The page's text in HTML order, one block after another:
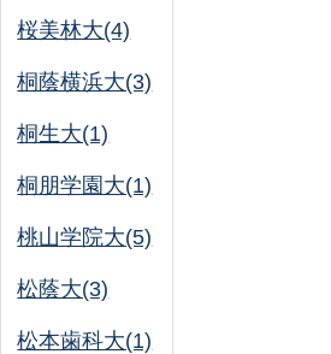
桜美林大(4)
桐蔭横浜大(3)
桐生大(1)
桐朋学園大(1)
桃山学院大(5)
松蔭大(3)
松本歯科大(1)